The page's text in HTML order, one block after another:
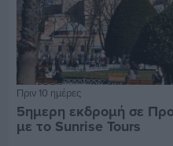
Πριν 10 ημέρες
5ημερη εκδρομή σε
με το Sunrise Tours